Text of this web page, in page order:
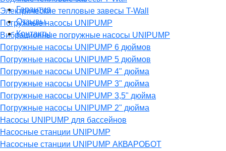
Гарантия
Отзывы
Контакты
Электрические тепловые завесы T-Wall
Погружные насосы UNIPUMP
Вибрационные погружные насосы UNIPUMP
Погружные насосы UNIPUMP 6 дюймов
Погружные насосы UNIPUMP 5 дюймов
Погружные насосы UNIPUMP 4" дюйма
Погружные насосы UNIPUMP 3" дюйма
Погружные насосы UNIPUMP 3,5" дюйма
Погружные насосы UNIPUMP 2" дюйма
Насосы UNIPUMP для бассейнов
Насосные станции UNIPUMP
Насосные станции UNIPUMP АКВАРОБОТ